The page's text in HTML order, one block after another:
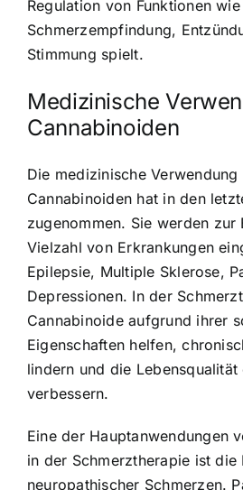
Regulation von Funktionen wie
Schmerzempfindung,
Stimmung spielt.
Medizinische
Cannabinoiden
Die medizinische Verwendung
Cannabinoiden hat in den
zugenommen. Sie werden zur
Vielzahl von Erkrankungen
Epilepsie, Multiple Sklerose,
Depressionen. In der
Cannabinoide aufgrund ihrer
Eigenschaften helfen,
lindern und die Lebensqualität
verbessern.
Eine der Hauptanwendungen
in der Schmerztherapie ist die
neuropathischer Schmerzen.